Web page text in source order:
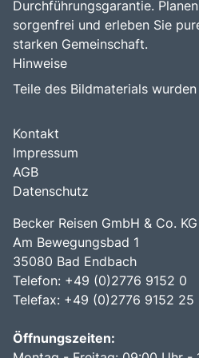
Durchführungsgarantie.
sorgenfrei und erleben Sie
starken Gemeinschaft.
Hinweise
Teile des Bildmaterials
Kontakt
Impressum
AGB
Datenschutz
Becker Reisen GmbH & Co. KG
Am Bewegungsbad 1
35080 Bad Endbach
Telefon: +49 (0)2776 9152 0
Telefax: +49 (0)2776 9152 25
Öffnungszeiten: